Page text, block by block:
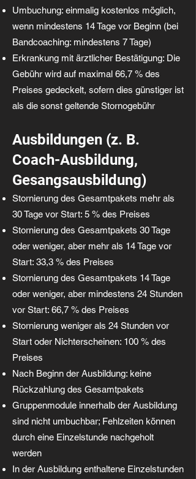
Umbuchung: einmalig kostenlos möglich,
wenn mindestens 14 Tage vor Beginn (bei
Bandcoaching: mindestens 7 Tage)
Erkrankung mit ärztlicher Bestätigung: Die
Gebühr wird auf maximal 66,7 % des
Preises gedeckelt, sofern dies günstiger ist
als die sonst geltende Stornogebühr
Ausbildungen (z. B.
Coach-Ausbildung,
Gesangsausbildung)
Stornierung des Gesamtpakets mehr als
30 Tage vor Start: 5 % des Preises
Stornierung des Gesamtpakets 30 Tage
oder weniger, aber mehr als 14 Tage vor
Start: 33,3 % des Preises
Stornierung des Gesamtpakets 14 Tage
oder weniger, aber mindestens 24 Stunden
vor Start: 66,7 % des Preises
Stornierung weniger als 24 Stunden vor
Start oder Nichterscheinen: 100 % des
Preises
Nach Beginn der Ausbildung: keine
Rückzahlung des Gesamtpakets
Gruppenmodule innerhalb der Ausbildung
sind nicht umbuchbar; Fehlzeiten können
durch eine Einzelstunde nachgeholt
werden
In der Ausbildung enthaltene Einzelstunden